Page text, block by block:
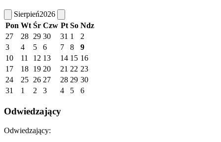
Sierpień2026
Pon Wt Śr Czw Pt So Ndz
27
28 29 30 31 1
2
3
4 5 6 7 8
9
10
11 12 13 14 15 16
17
18 19 20 21 22 23
24
25 26 27 28 29 30
31
1 2 3 4 5 6
Odwiedzający
Odwiedzający: